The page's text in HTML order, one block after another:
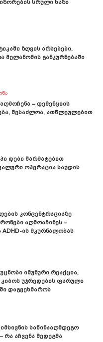
Სრული Ხაზი
Ზღვის Არსებები,
Მელანომის Განკურნებაში
– Დემენციის
Შესაძლოა, Ათწლეულებით
Დები Წარმატებით
Ოპერაცია Საუდის
Კონცენტრაციაზე
Აღმოაჩინეს –
Ის Მკურნალობას
Იმუნური Რეაქცია,
Უჯრედების Ფარული
Დაგვეხმაროს
Საწინააღმდეგო
Რა Აჩვენა Შედეგმა